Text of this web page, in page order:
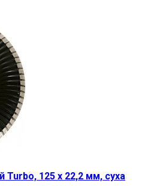
Turbo, 125 х 22,2 мм, суха